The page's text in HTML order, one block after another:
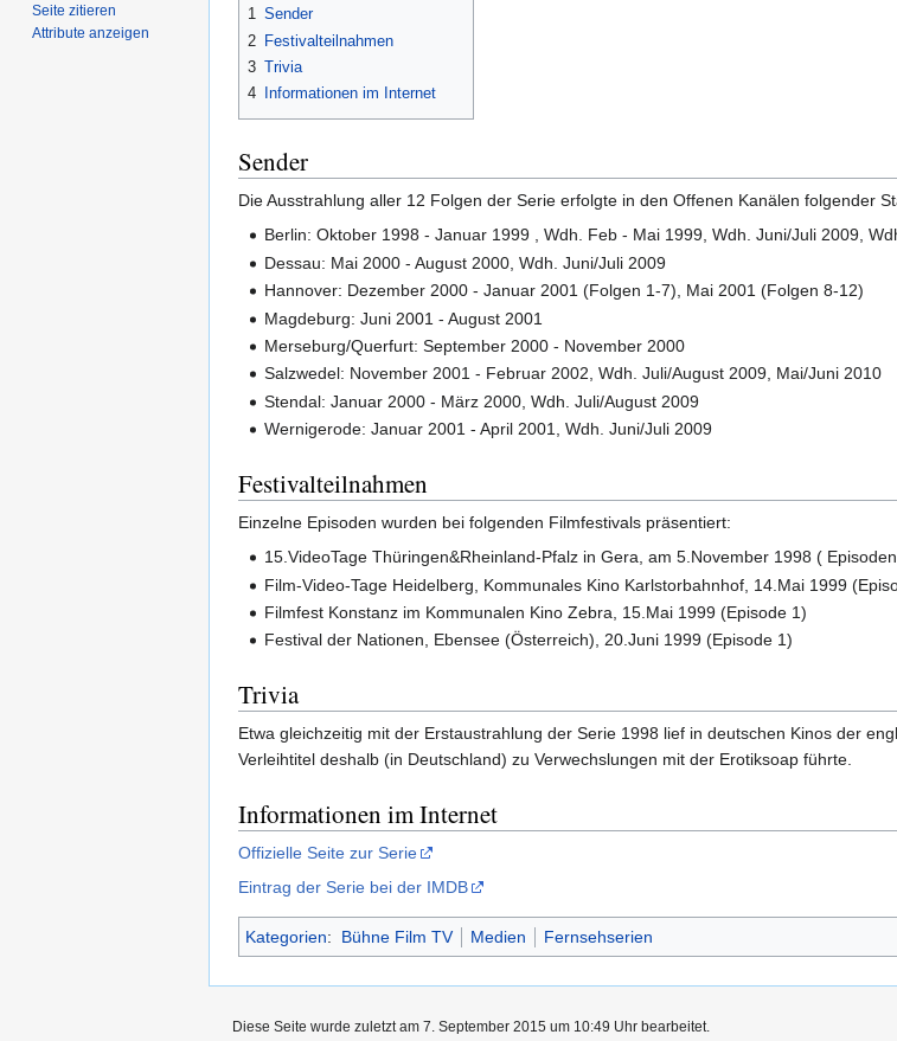
1 Sender
2 Festivalteilnahmen
3 Trivia
4
Informationen im Internet
Sender
Die Ausstrahlung aller 12 Folgen der Serie erfolgte in den Offenen Kanälen folgender
Berlin: Oktober 1998 - Januar 1999 , Wdh. Feb - Mai 1999, Wdh. Juni/Juli 2009,
Dessau: Mai 2000 - August 2000, Wdh. Juni/Juli 2009
Hannover: Dezember 2000 - Januar 2001 (Folgen 1-7), Mai 2001 (Folgen 8-12)
Magdeburg: Juni 2001 - August 2001
Merseburg/Querfurt: September 2000 - November 2000
Salzwedel: November 2001 - Februar 2002, Wdh. Juli/August 2009, Mai/Juni 2010
Stendal: Januar 2000 - März 2000, Wdh. Juli/August 2009
Wernigerode: Januar 2001 - April 2001, Wdh. Juni/Juli 2009
Festivalteilnahmen
Einzelne Episoden wurden bei folgenden Filmfestivals präsentiert:
15.VideoTage Thüringen&Rheinland-Pfalz in Gera, am 5.November 1998 (
Film-Video-Tage Heidelberg, Kommunales Kino Karlstorbahnhof, 14.Mai 1999
Filmfest Konstanz im Kommunalen Kino Zebra, 15.Mai 1999 (Episode 1)
Festival der Nationen, Ebensee (Österreich), 20.Juni 1999 (Episode 1)
Trivia
Etwa gleichzeitig mit der Erstaustrahlung der Serie 1998 lief in deutschen Kinos der
Verleihtitel deshalb (in Deutschland) zu Verwechslungen mit der Erotiksoap führte.
Informationen im Internet
Offizielle Seite zur Serie
Eintrag der Serie bei der IMDB
Kategorien: Bühne Film TV Medien Fernsehserien
Seite zitieren
Attribute anzeigen
Diese Seite wurde zuletzt am 7. September 2015 um 10:49 Uhr bearbeitet.